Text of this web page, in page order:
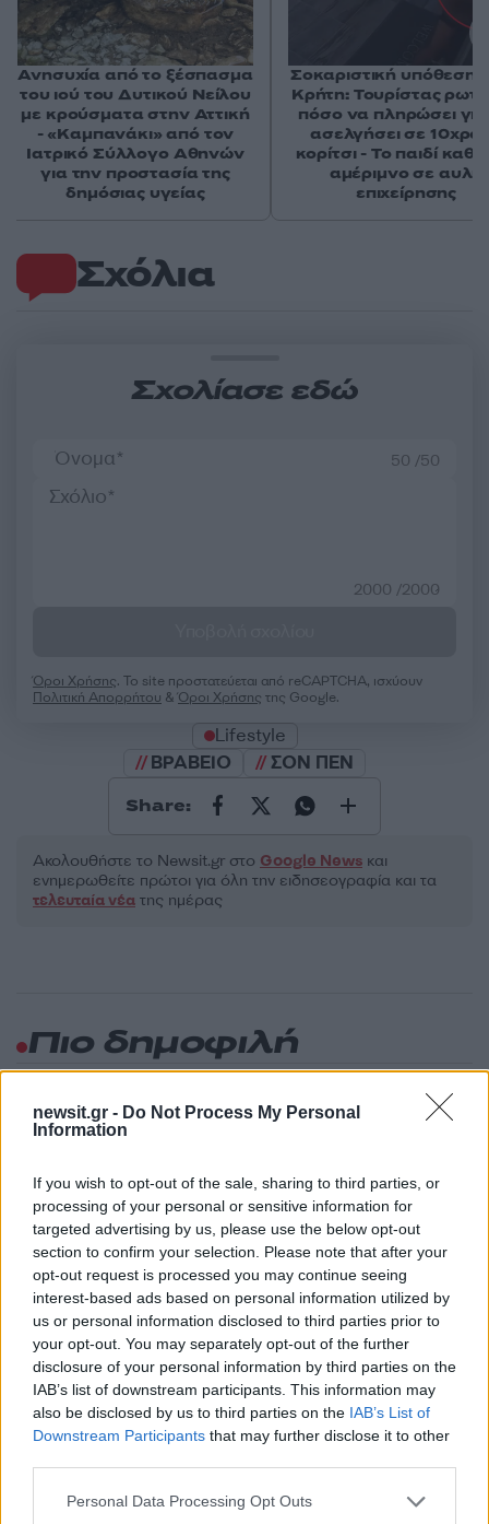
newsit.gr - Do Not Process My Personal
Information
If you wish to opt-out of the sale, sharing to third parties, or
processing of your personal or sensitive information for
targeted advertising by us, please use the below opt-out
section to confirm your selection. Please note that after your
opt-out request is processed you may continue seeing
interest-based ads based on personal information utilized by
us or personal information disclosed to third parties prior to
your opt-out. You may separately opt-out of the further
disclosure of your personal information by third parties on the
IAB’s list of downstream participants. This information may
also be disclosed by us to third parties on the IAB’s List of
Downstream Participants that may further disclose it to other
Please note that this website/app uses one or more Google
Personal Data Processing Opt Outs
Σχόλια
Σχολίασε εδώ
50 /50
2000 /2000
Όροι Χρήσης. Το site προστατεύεται από reCAPTCHA, ισχύουν
Πολιτική Απορρήτου &Όροι Χρήσης της Google.
Lifestyle
ΒΡΑΒΕΙΟ
ΣΟΝ ΠΕΝ
Share:
Ακολουθήστε το Νewsit.gr στο Google News και
ενημερωθείτε πρώτοι για όλη την ειδησεογραφία και τα
τελευταία νέα της ημέρας
Ανησυχία από το ξέσπασμα
του ιού του Δυτικού Νείλου
με κρούσματα στην Αττική
- «Καμπανάκι» από τον
Ιατρικό Σύλλογο Αθηνών
για την προστασία της
δημόσιας υγείας
Σοκαριστική υπόθεση
Κρήτη: Τουρίστας
πόσο να πληρώσει
ασελγήσει σε
κορίτσι - Το παιδί
αμέριμνο σε αυλή
επιχείρησης
Πιο δημοφιλή
τροχαίο με νεκρούς μητέρα και γιο – Ο
οδηγός του φορτηγού κατέγραψε τη
2Marfin: Η 46χρονη πήρε προθεσμία για να
απολογηθεί την Τρίτη – «Είναι αθώα,
συμμετείχε στη διαδήλωση όπως και
100.000 άτομα»
3Σίντνεϊ Τάουλ: Πέθανε σε ηλικία 26 ετών η
σταρ του TikTok – Kατέγραφε τη ζωή της
με τον καρκίνο
4Μεταφορές χρημάτων: Πότε μπορεί να
θεωρηθούν δωρεές και να επιβληθεί φόρος
– Τι ισχυεί για τις γονικές παροχές
5Κυψέλη: «Δεν μπορώ να το πιστέψω» –
Σοκαρισμένο το ζευγάρι Αμερικανών που
Λέσβο